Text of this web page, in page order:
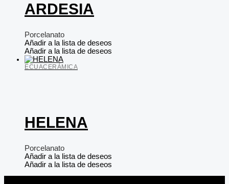
ARDESIA
Porcelanato
Añadir a la lista de deseos
Añadir a la lista de deseos
ECUACERÁMICA
HELENA
Porcelanato
Añadir a la lista de deseos
Añadir a la lista de deseos